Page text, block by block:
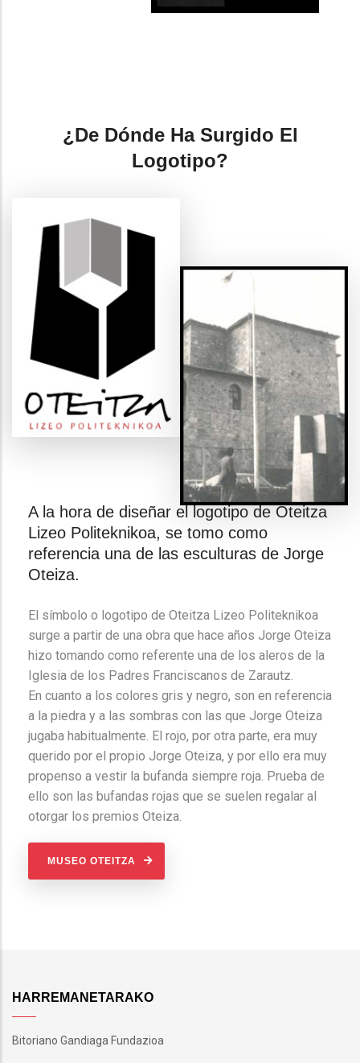
¿De Dónde Ha Surgido El
Logotipo?
A la hora de diseñar el logotipo de Oteitza
Lizeo Politeknikoa, se tomo como
referencia una de las esculturas de Jorge
Oteiza.
El símbolo o logotipo de Oteitza Lizeo Politeknikoa
surge a partir de una obra que hace años Jorge Oteiza
hizo tomando como referente una de los aleros de la
Iglesia de los Padres Franciscanos de Zarautz.
En cuanto a los colores gris y negro, son en referencia
a la piedra y a las sombras con las que Jorge Oteiza
jugaba habitualmente. El rojo, por otra parte, era muy
querido por el propio Jorge Oteiza, y por ello era muy
propenso a vestir la bufanda siempre roja. Prueba de
ello son las bufandas rojas que se suelen regalar al
otorgar los premios Oteiza.
MUSEO OTEITZA
HARREMANETARAKO
Bitoriano Gandiaga Fundazioa